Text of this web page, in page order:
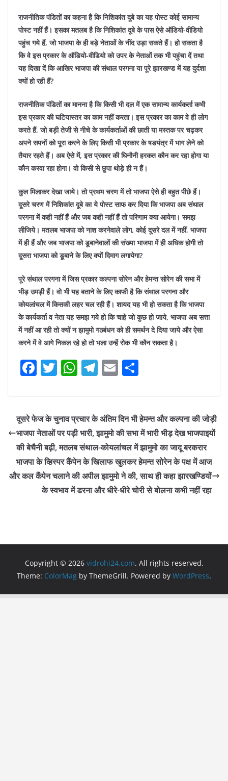
राजनीतिक पंडितों का कहना है कि निशिकांत दूबे का यह पोस्ट कोई सामान्य
पोस्ट नहीं हैं। इसका मतलब है कि निशिकांत दूबे के पास ऐसे ऑडियो-वीडियो
पहुंच गये हैं, जो भाजपा के ही बड़े नेताओं के नींद उड़ा सकते हैं। हो सकता है
कि वे इस प्रकार के ऑडियो-वीडियो को उपर के नेताओं तक भी पहुंचा दें तथा
यह दिखा दें कि आखिर भाजपा की संथाल परगना या पूरे झारखण्ड में यह दुर्दशा
क्यों हो रही हैं?
राजनीतिक पंडितों का मानना है कि किसी भी दल में एक सामान्य कार्यकर्ता कभी
इस प्रकार की घटियास्तर का काम नहीं करता। इस प्रकार का काम वे ही लोग
करते हैं, जो बड़ी तेजी से नीचे के कार्यकर्ताओं की छाती या मस्तक पर चढ़कर
अपने सपनों को पूरा करने के लिए किसी भी प्रकार के षडयंत्र में भाग लेने को
तैयार रहते हैं। अब ऐसे में, इस प्रकार की घिनौनी हरकत कौन कर रहा होगा या
कौन करवा रहा होगा। वो किसी से छुपा थोड़े ही न हैं।
कुल मिलाकर देखा जाये। तो प्रथम चरण में तो भाजपा ऐसे ही बहुत पीछे हैं।
दूसरे चरण में निशिकांत दूबे का ये पोस्ट साफ कर दिया कि भाजपा अब संथाल
परगना में कही नहीं हैं और जब कही नहीं हैं तो परिणाम क्या आयेगा। समझ
लीजिये। मतलब भाजपा को नाश करनेवाले लोग, कोई दूसरे दल में नहीं, भाजपा
में ही हैं और जब भाजपा को डूबानेवालों की संख्या भाजपा में ही अधिक होगी तो
दूसरा भाजपा को डूबाने के लिए क्यों दिमाग लगायेगा?
पूरे संथाल परगना में जिस प्रकार कल्पना सोरेन और हेमन्त सोरेन की सभा में
भीड़ उमड़ी हैं। वो भी यह बताने के लिए काफी है कि संथाल परगना और
कोयलांचल में किसकी लहर चल रही हैं। शायद यह भी हो सकता है कि भाजपा
के कार्यकर्ता व नेता यह समझ गये हो कि चाहे जो कुछ हो जाये, भाजपा अब सत्ता
में नहीं आ रही तो क्यों न झामुमो गठबंधन को ही समर्थन दे दिया जाये और ऐसा
करने में वे आगे निकल रहे हो तो भला उन्हें रोक भी कौन सकता है।
F
e
b
o
o
k
T
er
W
s
A
p
p
T
gr
a
m
E
l e
दूसरे फेज के चुनाव प्रचार के अंतिम दिन भी हेमन्त और कल्पना की जोड़ी
भाजपा नेताओं पर पड़ी भारी, झामुमो की सभा में भारी भीड़ देख भाजपाइयों
की बेचैनी बढ़ी, मतलब संथाल-कोयलांचल में झामुमो का जादू बरकरार
भाजपा के व्हिस्पर कैंपेन के खिलाफ खुलकर हेमन्त सोरेन के पक्ष में आज
और कल कैंपेन चलाने की अपील झामुमो ने की, साथ ही कहा झारखण्डियों
के स्वभाव में डरना और धीरे-धीरे चोरी से बोलना कभी नहीं रहा
Copyright © 2026 vidrohi24.com. All rights reserved.
Theme: ColorMag by ThemeGrill. Powered by WordPress.